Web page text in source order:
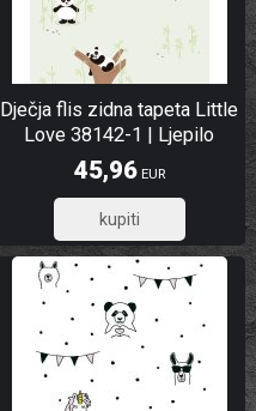
Dječja flis zidna tapeta Little
Love 38142-1 | Ljepilo
besplatno
45,96EUR
36,77